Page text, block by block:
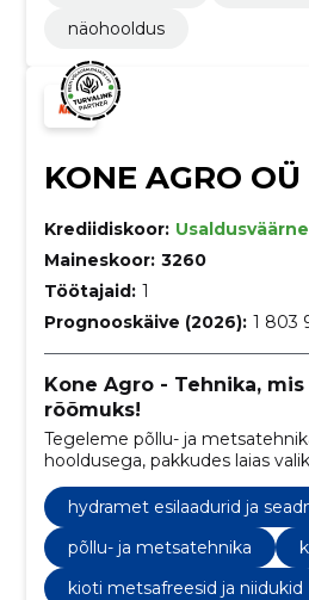
näohooldus
KONE AGRO OÜ
Krediidiskoor: Usaldusväärne
Maineskoor: 3260
Töötajaid: 1
Prognooskäive (2026): 1 803
Kone Agro - Tehnika,
rõõmuks!
Tegeleme põllu- ja
hooldusega, pakkudes laias
aiatehnikat, metsaveokärusid
kasutatud tehnika võimalusi.
hydramet esilaadurid ja
põllu- ja metsatehnika
kioti metsafreesid ja niidukid